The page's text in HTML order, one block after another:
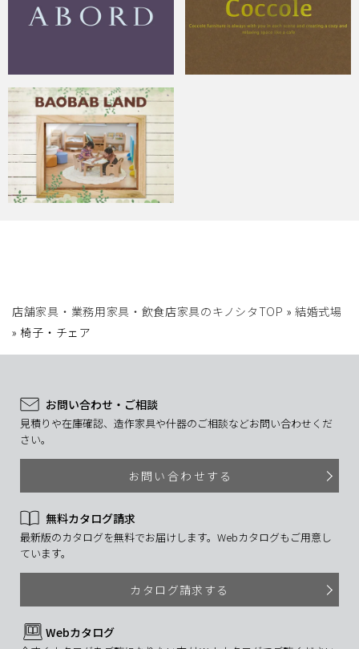
店舗家具・業務用家具・飲食店家具のキノシタTOP » 結婚式場
»椅子・チェア
お問い合わせ・ご相談
見積りや在庫確認、造作家具や什器のご相談などお問い合わせくだ
さい。
お問い合わせする
無料カタログ請求
最新版のカタログを無料でお届けします。Webカタログもご用意し
ています。
カタログ請求する
Webカタログ